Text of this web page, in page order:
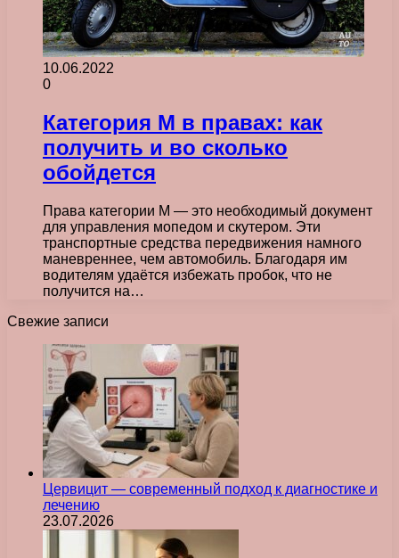
10.06.2022
0
Категория М в правах: как
получить и во сколько
обойдется
Права категории М — это необходимый документ
для управления мопедом и скутером. Эти
транспортные средства передвижения намного
маневреннее, чем автомобиль. Благодаря им
водителям удаётся избежать пробок, что не
получится на…
Свежие записи
Цервицит — современный подход к диагностике и
лечению
23.07.2026